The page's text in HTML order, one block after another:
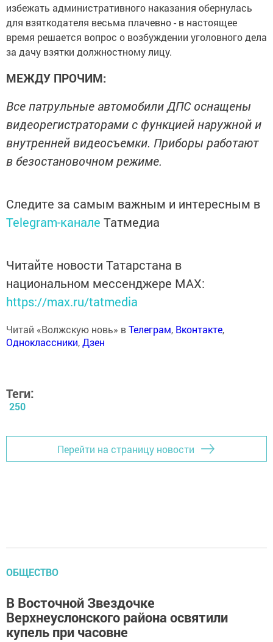
избежать административного наказания обернулась
для взяткодателя весьма плачевно - в настоящее
время решается вопрос о возбуждении уголовного дела
за дачу взятки должностному лицу.
МЕЖДУ ПРОЧИМ:
Все патрульные автомобили ДПС оснащены
видеорегистраторами с функцией наружной и
внутренней видеосъемки. Приборы работают
в безостановочном режиме.
Следите за самым важным и интересным в
Telegram-канале Татмедиа
Читайте новости Татарстана в
национальном мессенджере MАХ:
https://max.ru/tatmedia
Читай «Волжскую новь» вТелеграм, Вконтакте,
Одноклассники,Дзен
Теги:
250
Перейти на страницу новости
ОБЩЕСТВО
В Восточной Звездочке
Верхнеуслонского района освятили
купель при часовне